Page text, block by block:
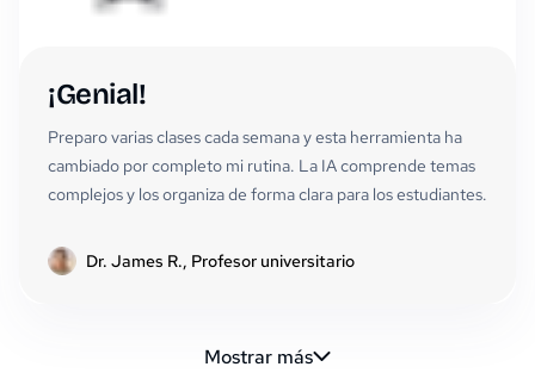
¡Genial!
Preparo varias clases cada semana y esta herramienta ha
cambiado por completo mi rutina. La IA comprende temas
complejos y los organiza de forma clara para los estudiantes.
Dr. James R., Profesor universitario
Mostrar más